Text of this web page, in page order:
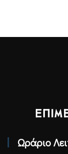
Ωράριο